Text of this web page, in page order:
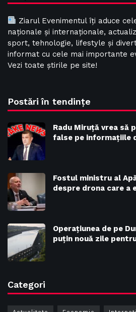
Ziarul Evenimentul îți aduce
naționale și internaționale,
sport, tehnologie, lifestyle și
informat cu cele mai importante
Vezi toate știrile pe site!
Postări în tendințe
Radu Miruţă vrea să
false pe informațiile
Fostul ministru al
despre drona care a
Operațiunea de pe
puțin nouă zile
Categori